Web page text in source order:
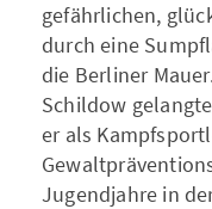
gefährlichen,
durch eine
die Berliner
Schildow
er als
Jugendjahre in